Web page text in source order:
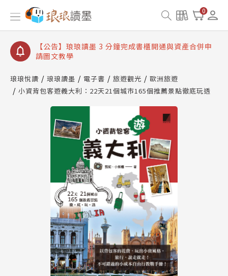
0
【公告】琅琅讀墨數位閱讀資產合併與書櫃開通申請
【公告】琅琅讀墨書櫃開通常見問題
【公告】琅琅讀墨 3 分鐘完成書櫃開通與資產合併申
請圖文教學
查詢
【公告】琅琅讀墨數位閱讀資產合併與書櫃開通申請
琅琅悅讀 琅琅讀墨 電子書 旅遊觀光
歐洲旅遊
小資背包客遊義大利：22天21個城市165個推薦景點徹底玩透